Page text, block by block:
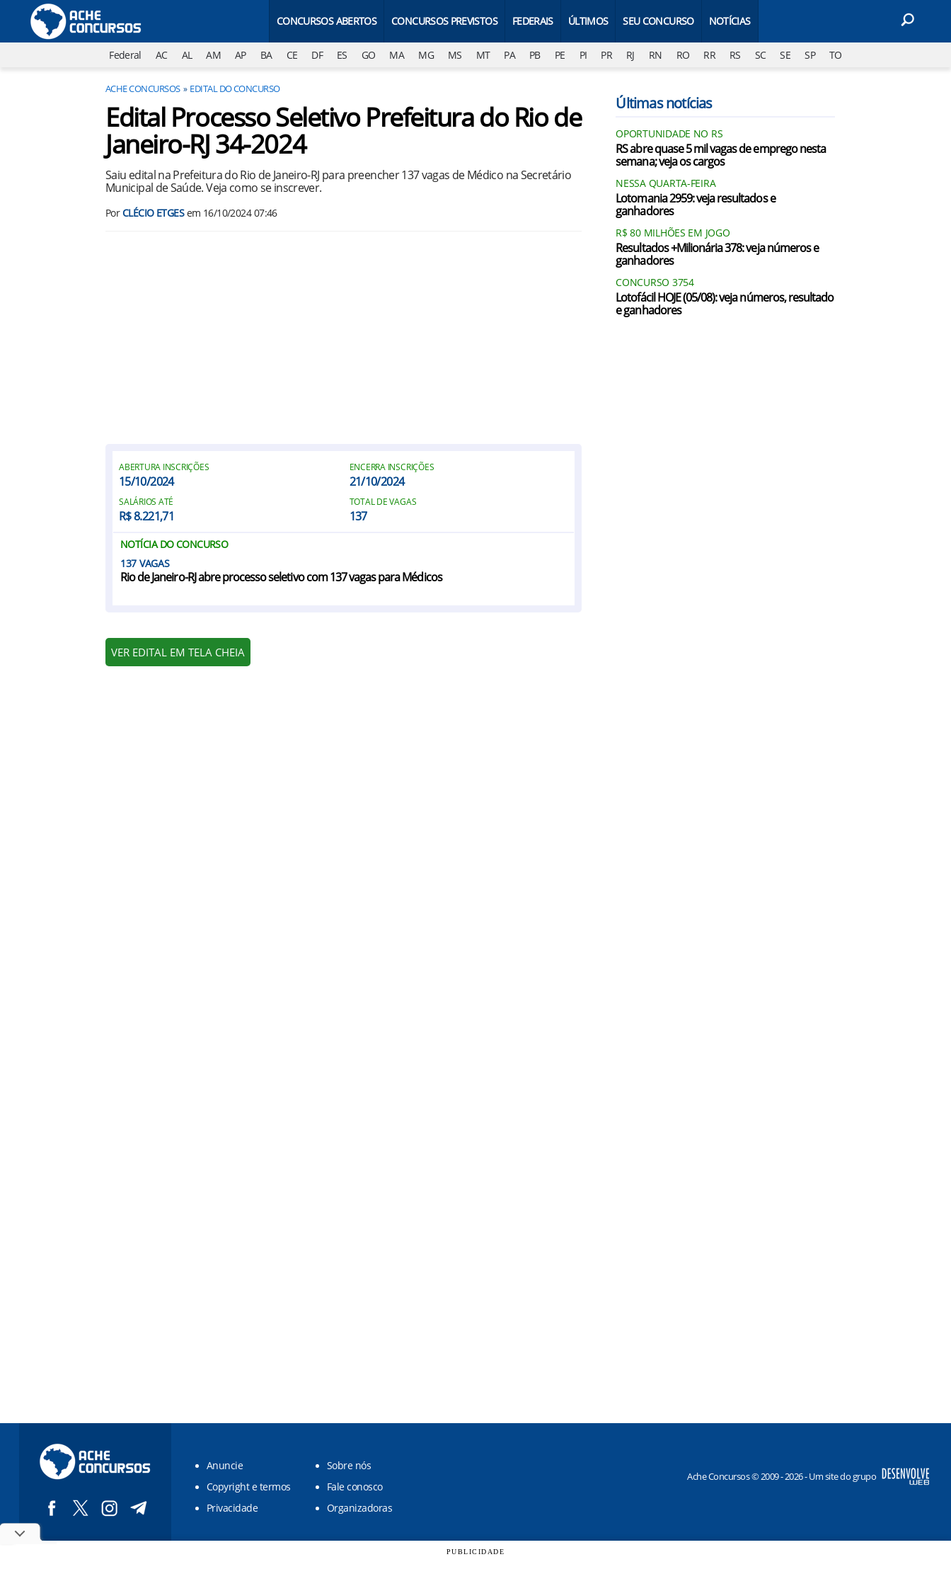
CONCURSOS ABERTOS CONCURSOS PREVISTOS FEDERAIS ÚLTIMOS SEU CONCURSO NOTÍCIAS
Federal AC AL AM AP BA CE DF ES GO MA MG MS MT PA PB PE PI PR RJ RN RO RR RS SC SE SP TO
ACHE CONCURSOS EDITAL DO CONCURSO
Edital Processo Seletivo Prefeitura do Rio de
Janeiro-RJ 34-2024
Saiu edital na Prefeitura do Rio de Janeiro-RJ para preencher 137 vagas de Médico na Secretário
Municipal de Saúde. Veja como se inscrever.
PorCLÉCIO ETGESem 16/10/2024 07:46
ABERTURA INSCRIÇÕES
15/10/2024
ENCERRA INSCRIÇÕES
21/10/2024
SALÁRIOS ATÉ
R$ 8.221,71
TOTAL DE VAGAS
137
NOTÍCIA DO CONCURSO
137
Rio de Janeiro-RJ abre processo seletivo com 137 vagas para Médicos
VER EDITAL EM TELA CHEIA
Últimas notícias
OPORTUNIDADE NO RS
RS abre quase 5 mil vagas de emprego nesta
semana; veja os cargos
NESSA QUARTA-FEIRA
Lotomania 2959: veja resultados e
ganhadores
R$ 80 MILHÕES EM JOGO
Resultados +Milionária 378: veja números e
ganhadores
CONCURSO 3754
Lotofácil HOJE (05/08): veja números, resultado
e ganhadores
Anuncie
Sobre nós
Copyright e termos
Fale conosco
Privacidade
Organizadoras
Ache Concursos © 2009 - 2026 - Um site do grupo
PUBLICIDADE